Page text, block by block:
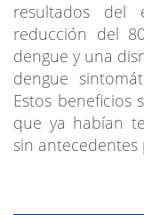
resultados del
reducción del
dengue y una
dengue
Estos beneficios
que ya habían
sin antecedentes